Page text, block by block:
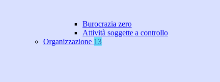
Burocrazia zero
Attività soggette a controllo
Organizzazione 13